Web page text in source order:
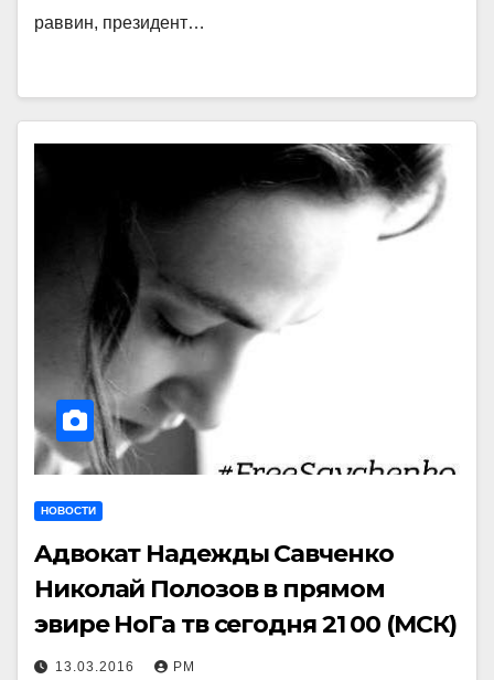
раввин, президент…
НОВОСТИ
Aдвокат Надежды Савченко
Николай Полозов в прямом
эвире НоГа тв сегодня 21 00 (МСК)
13.03.2016 РМ